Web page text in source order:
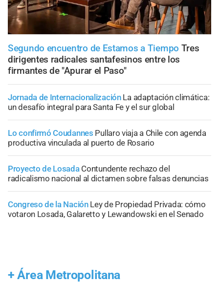
Segundo encuentro de Estamos a Tiempo Tres
dirigentes radicales santafesinos entre los
firmantes de "Apurar el Paso"
Jornada de Internacionalización La adaptación climática:
un desafío integral para Santa Fe y el sur global
Lo confirmó Coudannes Pullaro viaja a Chile con agenda
productiva vinculada al puerto de Rosario
Proyecto de Losada Contundente rechazo del
radicalismo nacional al dictamen sobre falsas denuncias
Congreso de la Nación Ley de Propiedad Privada: cómo
votaron Losada, Galaretto y Lewandowski en el Senado
+ Área Metropolitana